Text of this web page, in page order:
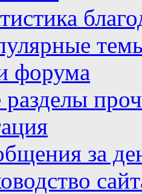
форума
разделы
за